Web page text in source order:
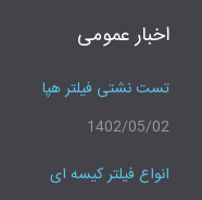
اخبار عمومی
تست نشتی فیلتر هپا
1402/05/02
انواع فیلتر کیسه ای